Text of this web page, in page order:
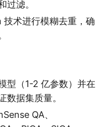
过滤。
术进行模糊去重，确
型（1-2 亿参数）并在
数据集质量。
QA、